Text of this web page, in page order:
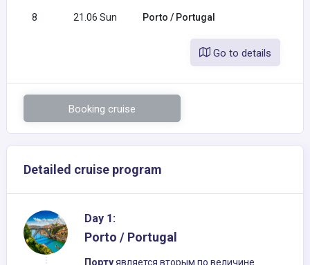
8 21.06 Sun Porto / Portugal
Go to details
Booking cruise
Detailed cruise program
Day 1:
Porto / Portugal
Портуявляется вторым по величине